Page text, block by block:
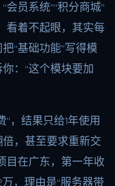
员系统”“积分商城”
看着不起眼，其实每
“基础功能”写得模
：“这个模块要加
，结果只给1年使用
，甚至要求重新交
目在广东，第一年收
，理由是“服务器带